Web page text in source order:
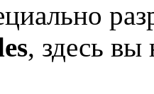
, здесь вы